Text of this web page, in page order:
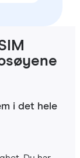
i det hele